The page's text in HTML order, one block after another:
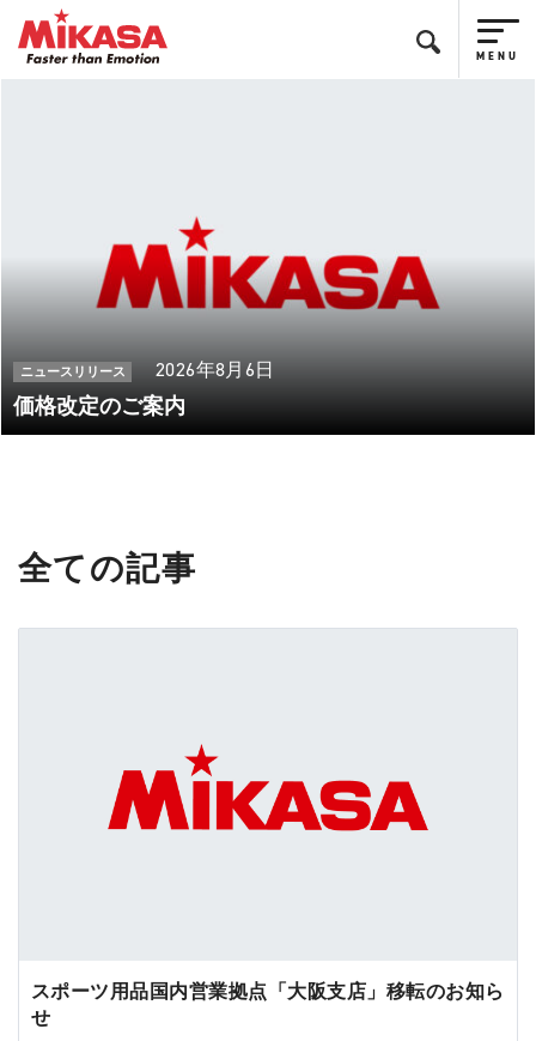
ニュースリリース 2026年8月6日
価格改定のご案内
全ての記事
スポーツ用品国内営業拠点「大阪支店」移転のお知ら
せ